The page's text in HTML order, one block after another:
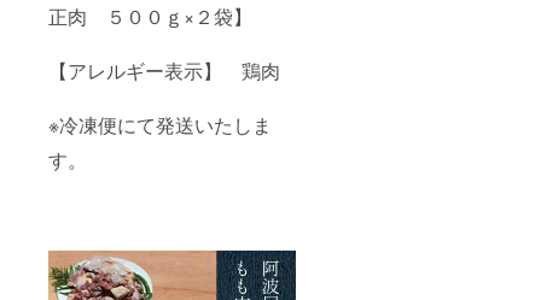
正肉 ５００ｇ×２袋】
【アレルギー表示】 鶏肉
※冷凍便にて発送いたしま
す。